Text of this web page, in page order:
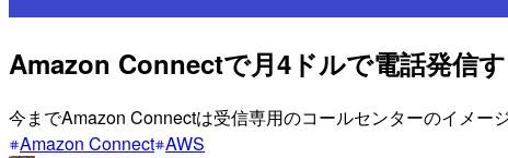
Amazon Connectで月4ドルで電話発信
今までAmazon Connectは受信専用のコールセンターのイメー
Amazon Connect AWS